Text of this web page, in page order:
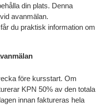
din plats. Denna
avanmälan.
du praktisk information om
före kursstart. Om
KPN 50% av den totala
innan faktureras hela